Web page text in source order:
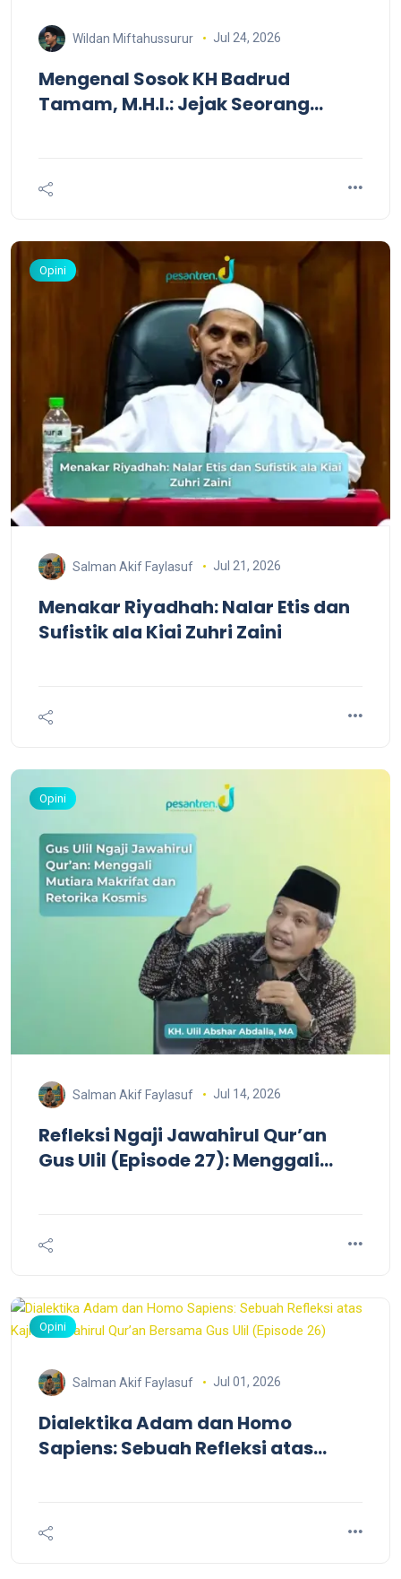
Wildan Miftahussurur Jul 24, 2026
Mengenal Sosok KH Badrud
Tamam, M.H.I.: Jejak Seorang
Opini
Salman Akif Faylasuf Jul 21, 2026
Menakar Riyadhah: Nalar Etis dan
Sufistik ala Kiai Zuhri Zaini
Opini
Salman Akif Faylasuf Jul 14, 2026
Refleksi Ngaji Jawahirul Qur’an
Gus Ulil (Episode 27): Menggali
Opini
Salman Akif Faylasuf Jul 01, 2026
Dialektika Adam dan Homo
Sapiens: Sebuah Refleksi atas